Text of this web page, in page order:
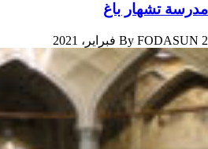
مدرسة تشهار باغ
By FODASUN 2 فبراير، 2021